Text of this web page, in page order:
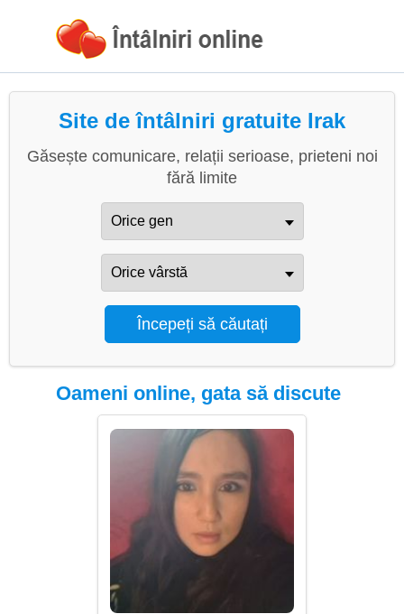
Site de întâlniri gratuite Irak
Găsește comunicare, relații serioase, prieteni noi
fără limite
Oameni online, gata să discute